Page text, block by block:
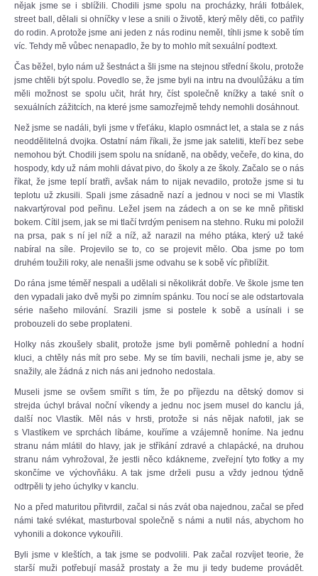
nějak jsme se i sblížili. Chodili jsme spolu na procházky, hráli fotbálek,
street ball, dělali si ohníčky v lese a snili o životě, který měly děti, co patřily
do rodin. A protože jsme ani jeden z nás rodinu neměl, tíhli jsme k sobě tím
víc. Tehdy mě vůbec nenapadlo, že by to mohlo mít sexuální podtext.
Čas běžel, bylo nám už šestnáct a šli jsme na stejnou střední školu, protože
jsme chtěli být spolu. Povedlo se, že jsme byli na intru na dvoulůžáku a tím
měli možnost se spolu učit, hrát hry, číst společně knížky a také snít o
sexuálních zážitcích, na které jsme samozřejmě tehdy nemohli dosáhnout.
Než jsme se nadáli, byli jsme v třeťáku, klaplo osmnáct let, a stala se z nás
neoddělitelná dvojka. Ostatní nám říkali, že jsme jak sateliti, kteří bez sebe
nemohou být. Chodili jsem spolu na snídaně, na obědy, večeře, do kina, do
hospody, kdy už nám mohli dávat pivo, do školy a ze školy. Začalo se o nás
říkat, že jsme teplí bratři, avšak nám to nijak nevadilo, protože jsme si tu
teplotu už zkusili. Spali jsme zásadně nazí a jednou v noci se mi Vlastík
nakvartýroval pod peřinu. Ležel jsem na zádech a on se ke mně přitiskl
bokem. Cítil jsem, jak se mi tlačí tvrdým penisem na stehno. Ruku mi položil
na prsa, pak s ní jel níž a níž, až narazil na mého ptáka, který už také
nabíral na síle. Projevilo se to, co se projevit mělo. Oba jsme po tom
druhém toužili roky, ale nenašli jsme odvahu se k sobě víc přiblížit.
Do rána jsme téměř nespali a udělali si několikrát dobře. Ve škole jsme ten
den vypadali jako dvě myši po zimním spánku. Tou nocí se ale odstartovala
série našeho milování. Srazili jsme si postele k sobě a usínali i se
probouzeli do sebe proplateni.
Holky nás zkoušely sbalit, protože jsme byli poměrně pohlední a hodní
kluci, a chtěly nás mít pro sebe. My se tím bavili, nechali jsme je, aby se
snažily, ale žádná z nich nás ani jednoho nedostala.
Museli jsme se ovšem smířit s tím, že po příjezdu na dětský domov si
strejda úchyl brával noční víkendy a jednu noc jsem musel do kanclu já,
další noc Vlastík. Měl nás v hrsti, protože si nás nějak nafotil, jak se
s Vlastíkem ve sprchách líbáme, kouříme a vzájemně honíme. Na jednu
stranu nám mlátil do hlavy, jak je stříkání zdravé a chlapácké, na druhou
stranu nám vyhrožoval, že jestli něco kdákneme, zveřejní tyto fotky a my
skončíme ve výchovňáku. A tak jsme drželi pusu a vždy jednou týdně
odtrpěli ty jeho úchylky v kanclu.
No a před maturitou přitvrdil, začal si nás zvát oba najednou, začal se před
námi také svlékat, masturboval společně s námi a nutil nás, abychom ho
vyhonili a dokonce vykouřili.
Byli jsme v kleštích, a tak jsme se podvolili. Pak začal rozvíjet teorie, že
starší muži potřebují masáž prostaty a že mu ji tedy budeme provádět.